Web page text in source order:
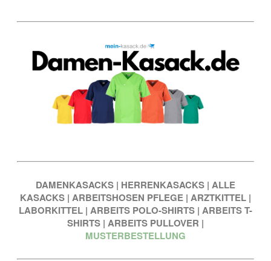
DAMENKASACKS | HERRENKASACKS | ALLE
KASACKS | ARBEITSHOSEN PFLEGE | ARZTKITTEL |
LABORKITTEL | ARBEITS POLO-SHIRTS | ARBEITS T-
SHIRTS | ARBEITS PULLOVER |
MUSTERBESTELLUNG